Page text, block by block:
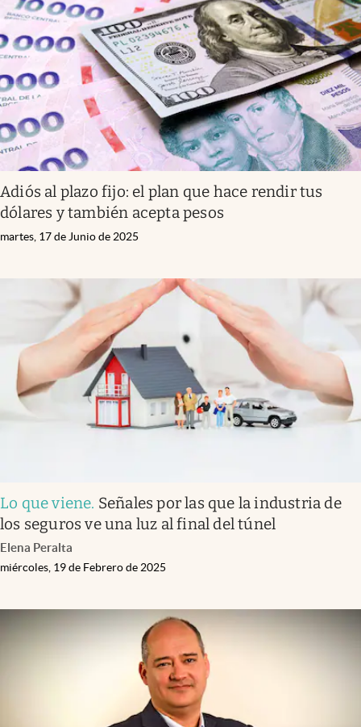
Infotechnology
Clase
Clima
Mundial 2026
Eventos Corporativos
El Cronista Studio
Mediakit
abre en nueva pestaña
Argentina
Adiós al plazo fijo: el plan que hace rendir tus
dólares y también acepta pesos
martes, 17 de Junio de 2025
Lo que viene. Señales por las que la industria de
los seguros ve una luz al final del túnel
Elena Peralta
miércoles, 19 de Febrero de 2025